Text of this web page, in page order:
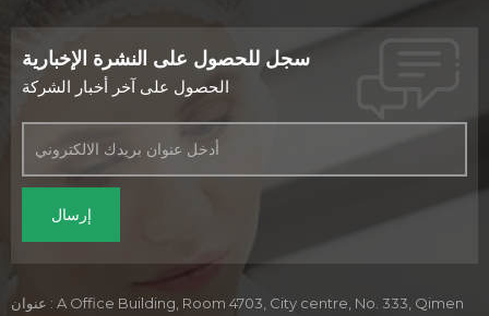
سجل للحصول على النشرة الإخبارية
الحصول على آخر أخبار الشركة
عنوان : A Office Building, Room 4703, City centre, No. 333, Qimen